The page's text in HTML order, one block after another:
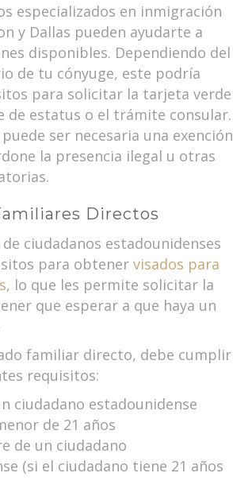
especializados en inmigración
y Dallas pueden ayudarte a
disponibles. Dependiendo del
de tu cónyuge, este podría
para solicitar la tarjeta verde
de estatus o el trámite consular.
ser necesaria una exención
la presencia ilegal u otras
Directos
ciudadanos estadounidenses
para obtener visados para
, lo que les permite solicitar la
que esperar a que haya un
familiar directo, debe cumplir
requisitos:
ciudadano estadounidense
de 21 años
de un ciudadano
(si el ciudadano tiene 21 años